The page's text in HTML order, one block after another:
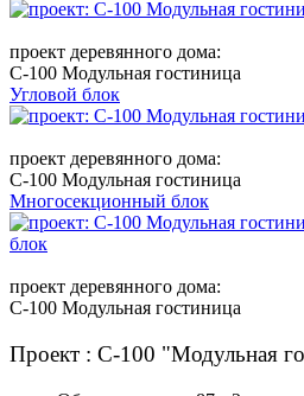
проект деревянного дома:
C-100 Модульная гостиница
Угловой блок
проект деревянного дома:
C-100 Модульная гостиница
Многосекционный блок
проект деревянного дома:
C-100 Модульная гостиница
Проект : C-100 "Модульная